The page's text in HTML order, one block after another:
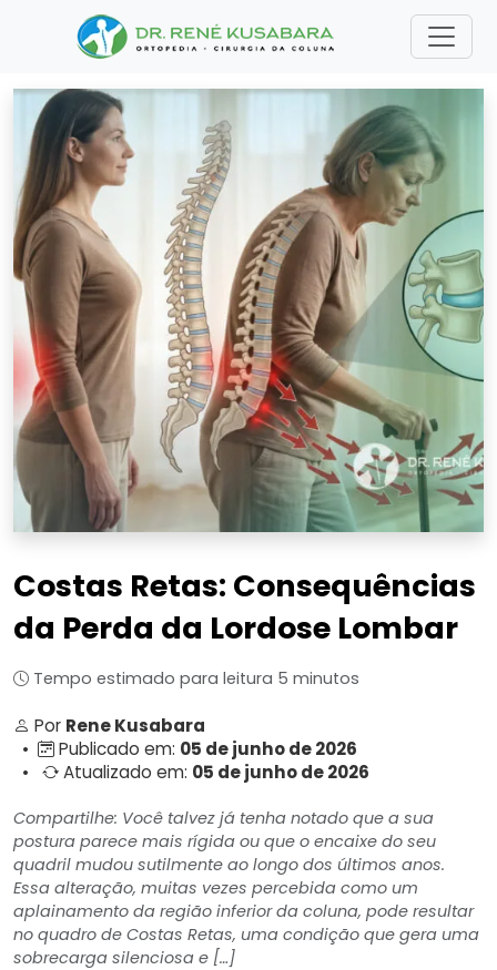
Costas Retas: Consequências
da Perda da Lordose Lombar
Tempo estimado para leitura 5 minutos
Por Rene Kusabara
•
Publicado em: 05 de junho de 2026
•
Atualizado em: 05 de junho de 2026
Compartilhe: Você talvez já tenha notado que a sua
postura parece mais rígida ou que o encaixe do seu
quadril mudou sutilmente ao longo dos últimos anos.
Essa alteração, muitas vezes percebida como um
aplainamento da região inferior da coluna, pode resultar
no quadro de Costas Retas, uma condição que gera uma
sobrecarga silenciosa e […]